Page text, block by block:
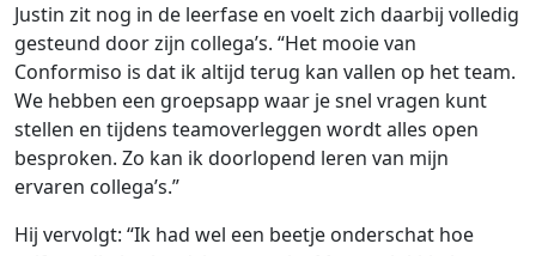
Justin zit nog in de leerfase en voelt zich daarbij volledig
gesteund door zijn collega’s. “Het mooie van
Conformiso is dat ik altijd terug kan vallen op het team.
We hebben een groepsapp waar je snel vragen kunt
stellen en tijdens teamoverleggen wordt alles open
besproken. Zo kan ik doorlopend leren van mijn
ervaren collega’s.”
Hij vervolgt: “Ik had wel een beetje onderschat hoe